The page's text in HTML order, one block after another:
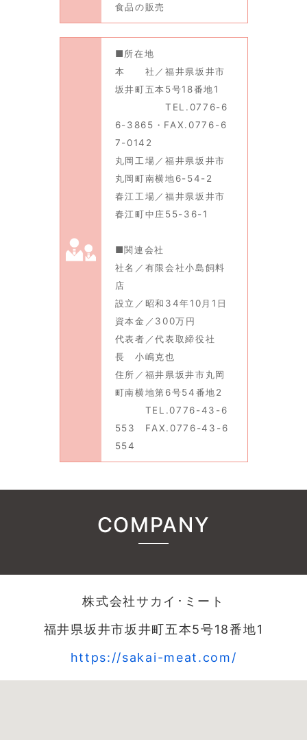
食品の販売
■所在地
本 社／福井県坂井市
坂井町五本5号18番地1
TEL.0776-6
6-3865・FAX.0776-6
7-0142
丸岡工場／福井県坂井市
丸岡町南横地6-54-2
春江工場／福井県坂井市
春江町中庄55-36-1
■関連会社
社名／有限会社小島飼料
店
設立／昭和34年10月1日
資本金／300万円
代表者／代表取締役社
長 小嶋克也
住所／福井県坂井市丸岡
町南横地第6号54番地2
TEL.0776-43-6
553 FAX.0776-43-6
554
COMPANY
株式会社サカイ･ミート
福井県坂井市坂井町五本5号18番地1
https://sakai-meat.com/